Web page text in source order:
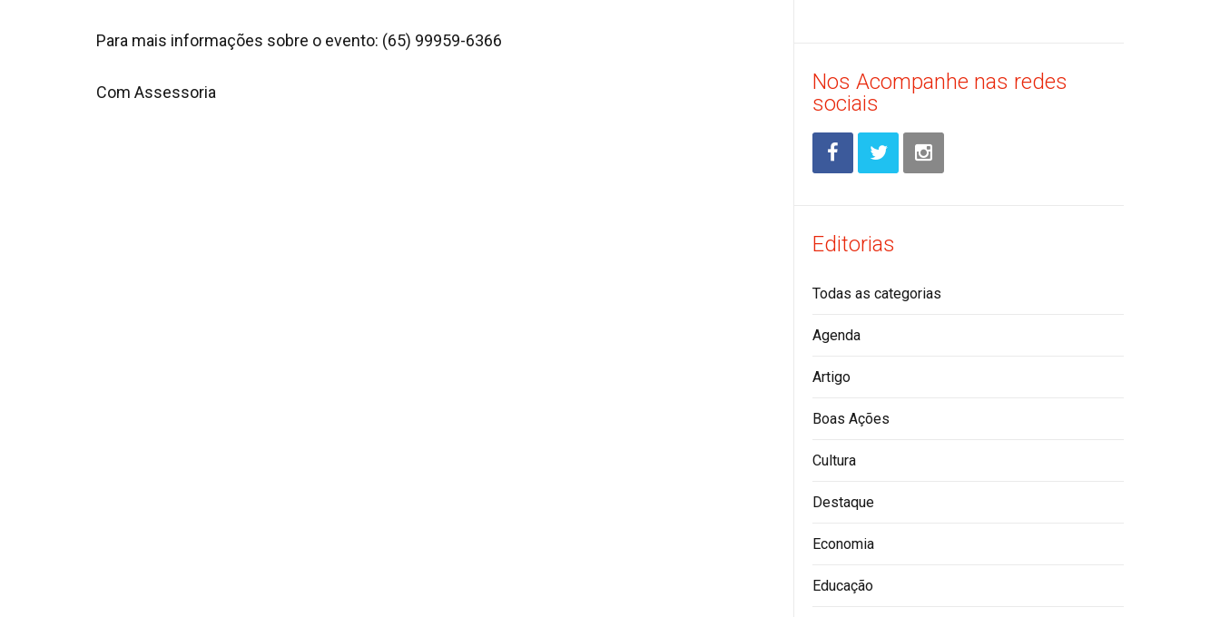
Para mais informações sobre o evento: (65) 99959-6366
Com Assessoria
Nos Acompanhe nas redes
sociais
Editorias
Todas as categorias
Agenda
Artigo
Boas Ações
Cultura
Destaque
Economia
Educação